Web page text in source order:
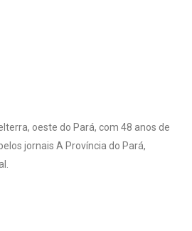
oeste do Pará, com 48 anos de
jornais A Província do Pará,